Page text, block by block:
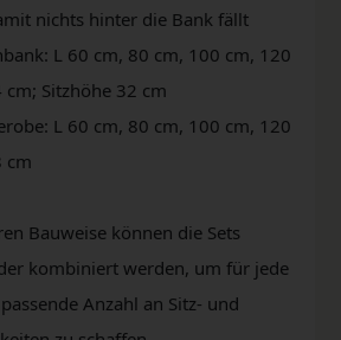
nichts hinter die Bank fällt
L 60 cm, 80 cm, 100 cm, 120
cm; Sitzhöhe 32 cm
L 60 cm, 80 cm, 100 cm, 120
cm
Bauweise können die Sets
kombiniert werden, um für jede
Anzahl an Sitz- und